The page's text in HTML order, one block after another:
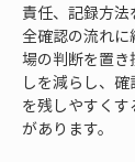
責任、記録方
全確認の流れに
場の判断を置き
しを減らし、
を残しやすく
があります。